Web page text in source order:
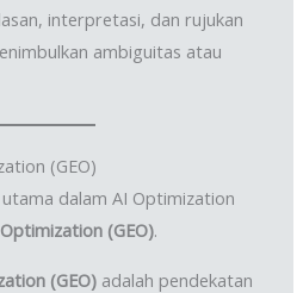
interpretasi, dan rujukan
ambiguitas atau
(GEO)
dalam AI Optimization
(GEO).
(GEO) adalah pendekatan